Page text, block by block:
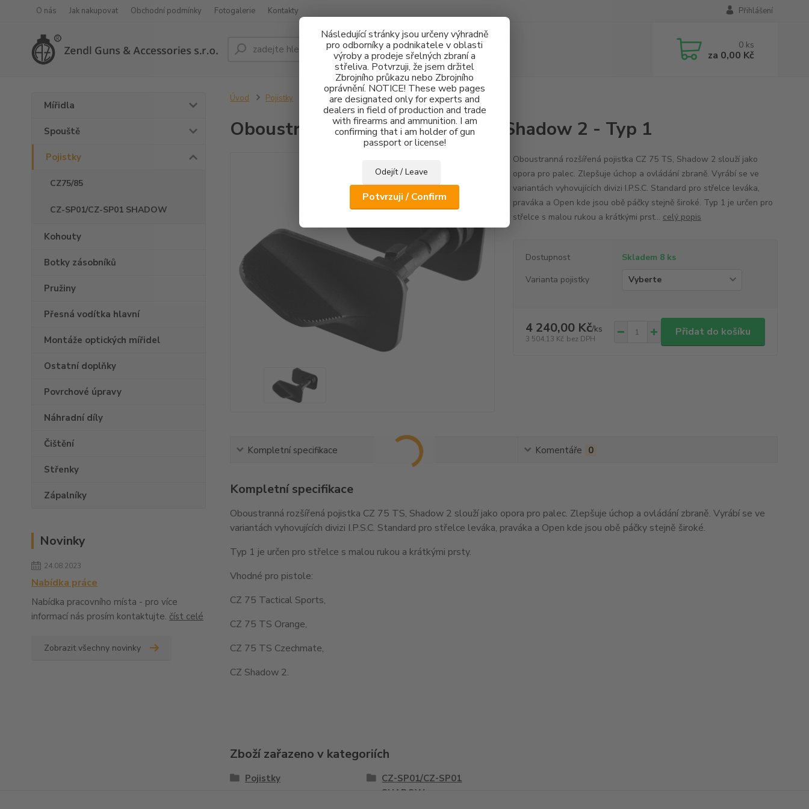
Následující stránky jsou určeny výhradně
pro odborníky a podnikatele v oblasti
výroby a prodeje sřelných zbraní a
střeliva. Potvrzuji, že jsem držitel
Zbrojního průkazu nebo Zbrojního
oprávnění. NOTICE! These web pages
are designated only for experts and
dealers in field of production and trade
with firearms and ammunition. I am
confirming that i am holder of gun
passport or license!
Odejít / Leave
Potvrzuji / Confirm
O nás Jak nakupovat Obchodní podmínky Fotogalerie Kontakty Přihlášení
Hledat 0 ks
za 0,00 Kč
Mířidla
Spouště
Pojistky
CZ75/85
CZ-SP01/CZ-SP01 SHADOW
Kohouty
Botky zásobníků
Pružiny
Přesná vodítka hlavní
Montáže optických mířidel
Ostatní doplňky
Povrchové úpravy
Náhradní díly
Čištění
Střenky
Zápalníky
Novinky
24.08.2023
Nabídka práce
Nabídka pracovního místa - pro více
informací nás prosím kontaktujte. číst celé
Zobrazit všechny novinky
Úvod Pojistky Oboustranná pojistka CZ 75 TS, Shadow 2 - Typ 1
Oboustranná pojistka CZ 75 TS, Shadow 2 - Typ 1
Oboustranná rozšířená pojistka CZ 75 TS, Shadow 2 slouží jako
opora pro palec. Zlepšuje úchop a ovládání zbraně. Vyrábí se ve
variantách vyhovujících divizi I.P.S.C. Standard pro střelce leváka,
praváka a Open kde jsou obě páčky stejně široké. Typ 1 je určen pro
střelce s malou rukou a krátkými prst... celý popis
Dostupnost
Skladem 8 ks
Varianta pojistky
4 240,00 Kč/ks
3 504,13 Kč bez DPH
Přidat do košíku
Kompletní specifikace Komentáře 0
Kompletní specifikace
Oboustranná rozšířená pojistka CZ 75 TS, Shadow 2 slouží jako opora pro palec. Zlepšuje úchop a ovládání zbraně. Vyrábí se ve
variantách vyhovujících divizi I.P.S.C. Standard pro střelce leváka, praváka a Open kde jsou obě páčky stejně široké.
Typ 1 je určen pro střelce s malou rukou a krátkými prsty.
Vhodné pro pistole:
CZ 75 Tactical Sports,
CZ 75 TS Orange,
CZ 75 TS Czechmate,
CZ Shadow 2.
Zboží zařazeno v kategoriích
Pojistky
CZ-SP01/CZ-SP01
SHADOW